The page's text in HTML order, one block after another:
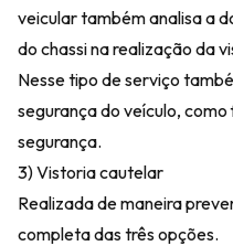
veicular também analisa a
do chassi na realização da
Nesse tipo de serviço
segurança do veículo,
segurança.
3) Vistoria cautelar
Realizada de maneira
completa das três opções.